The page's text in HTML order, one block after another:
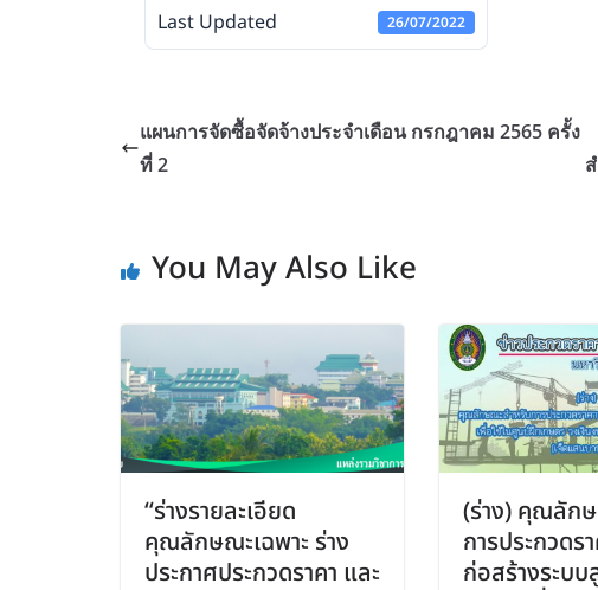
Last Updated 26/07/2022
แผนการจัดซื้อจัดจ้างประจำเดือน กรกฎาคม 2565 ครั้ง
ที่ 2
You May Also Like
“ร่างรายละเอียด
คุณลักษณะเฉพาะ ร่าง
ประกาศประกวดราคา และ
(ร่าง) คุณลัก
การประกวดร
ก่อสร้างระบบ